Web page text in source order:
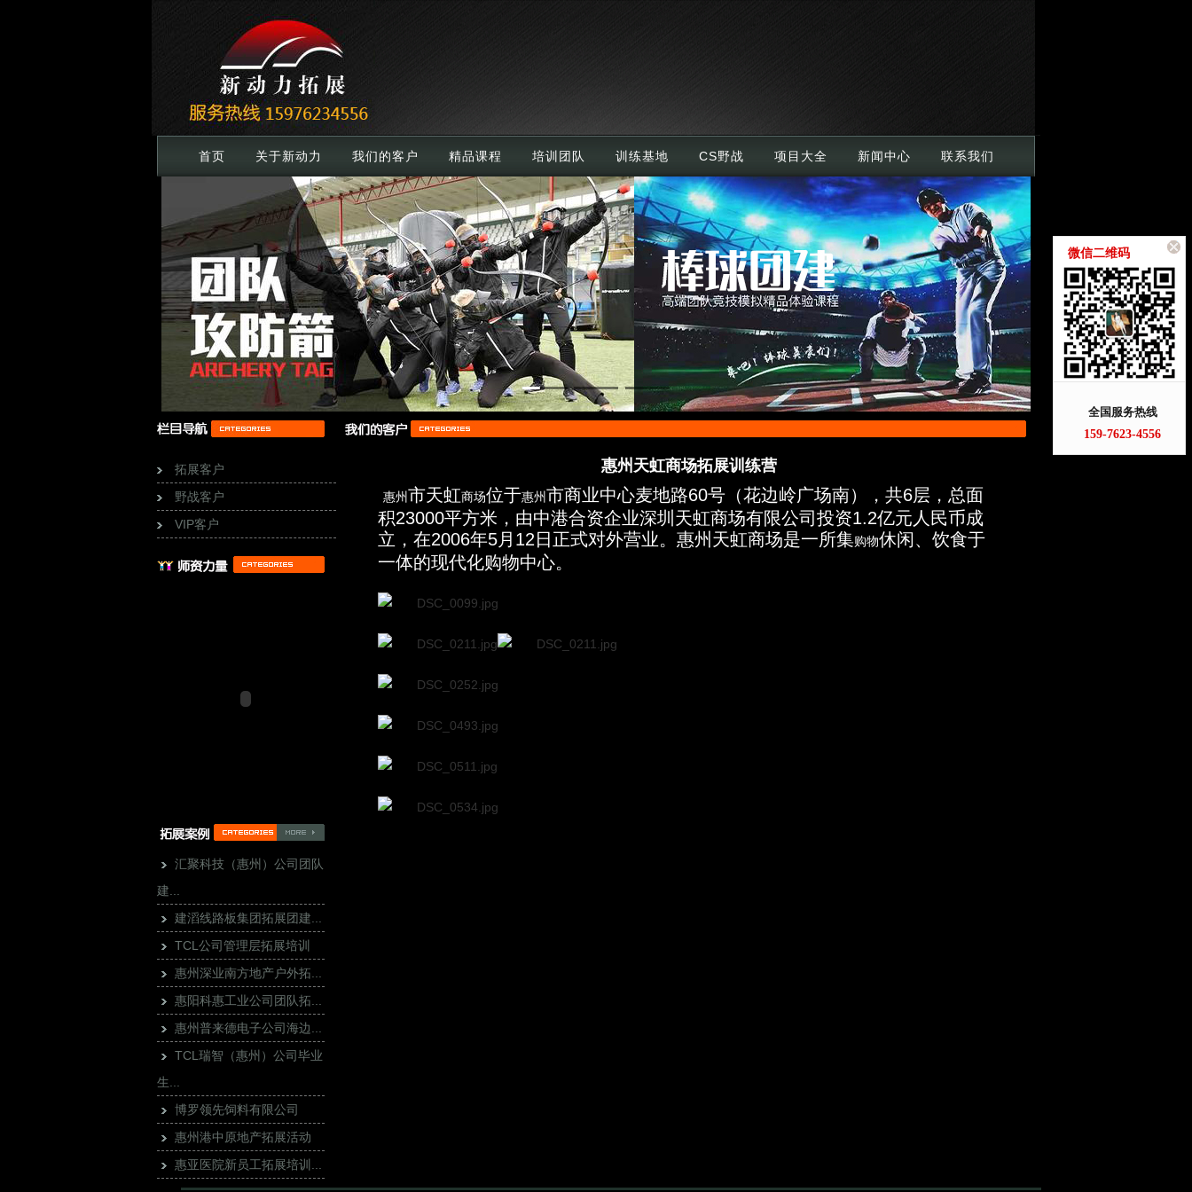
首页 关于新动力 我们的客户 精品课程 培训团队 训练基地 CS野战 项目大全 新闻中心 联系我们
拓展客户
野战客户
VIP客户
汇聚科技（惠州）公司团队
建...
建滔线路板集团拓展团建...
TCL公司管理层拓展培训
惠州深业南方地产户外拓...
惠阳科惠工业公司团队拓...
惠州普来德电子公司海边...
TCL瑞智（惠州）公司毕业
生...
博罗领先饲料有限公司
惠州港中原地产拓展活动
惠亚医院新员工拓展培训...
惠州天虹商场拓展训练营
惠州市天虹商场位于惠州市商业中心麦地路60号（花边岭广场南），共6层，总面
积23000平方米，由中港合资企业深圳天虹商场有限公司投资1.2亿元人民币成
立，在2006年5月12日正式对外营业。惠州天虹商场是一所集购物休闲、饮食于
一体的现代化购物中心。
微信二维码
全国服务热线
159-7623-4556